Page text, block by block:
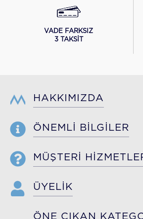
VADE FARKSIZ
3 TAKSİT
HAKKIMIZDA
ÖNEMLİ BİLGİLER
MÜŞTERİ
ÜYELİK
ÖNE ÇIKAN